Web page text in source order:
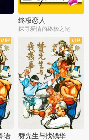
终极恋人
探寻爱情的终极之谜
语
赞先生与找钱华